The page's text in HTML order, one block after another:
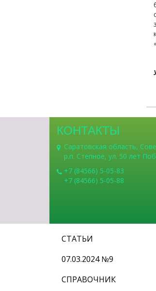
КОНТАКТЫ
Саратовская область,
р.п. Степное, ул. 50 лет
+7 (84566) 5-05-83
+7 (84566) 5-05-88
СТАТЬИ
07.03.2024 №9
СПРАВОЧНИК